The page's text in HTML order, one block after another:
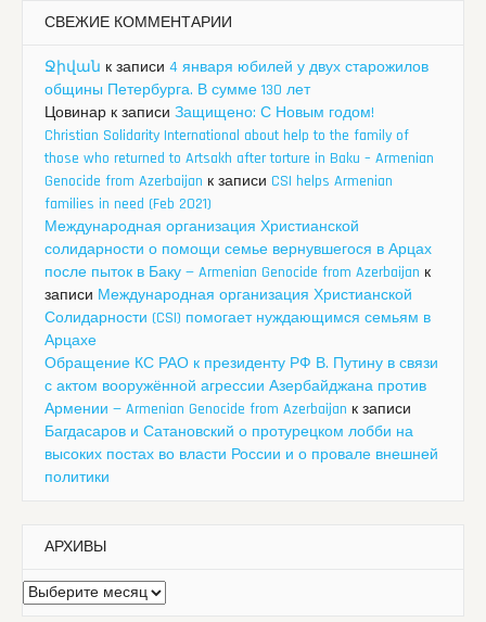
СВЕЖИЕ КОММЕНТАРИИ
Ջիվան к записи 4 января юбилей у двух старожилов
общины Петербурга. В сумме 130 лет
Цовинар к записи Защищено: С Новым годом!
Christian Solidarity International about help to the family of
those who returned to Artsakh after torture in Baku – Armenian
Genocide from Azerbaijan к записи CSI helps Armenian
families in need (Feb 2021)
Международная организация Христианской
солидарности о помощи семье вернувшегося в Арцах
после пыток в Баку — Armenian Genocide from Azerbaijan к
записи Международная организация Христианской
Солидарности (CSI) помогает нуждающимся семьям в
Арцахе
Обращение КС РАО к президенту РФ В. Путину в связи
с актом вооружённой агрессии Азербайджана против
Армении — Armenian Genocide from Azerbaijan к записи
Багдасаров и Сатановский о протурецком лобби на
высоких постах во власти России и о провале внешней
политики
АРХИВЫ
Архивы